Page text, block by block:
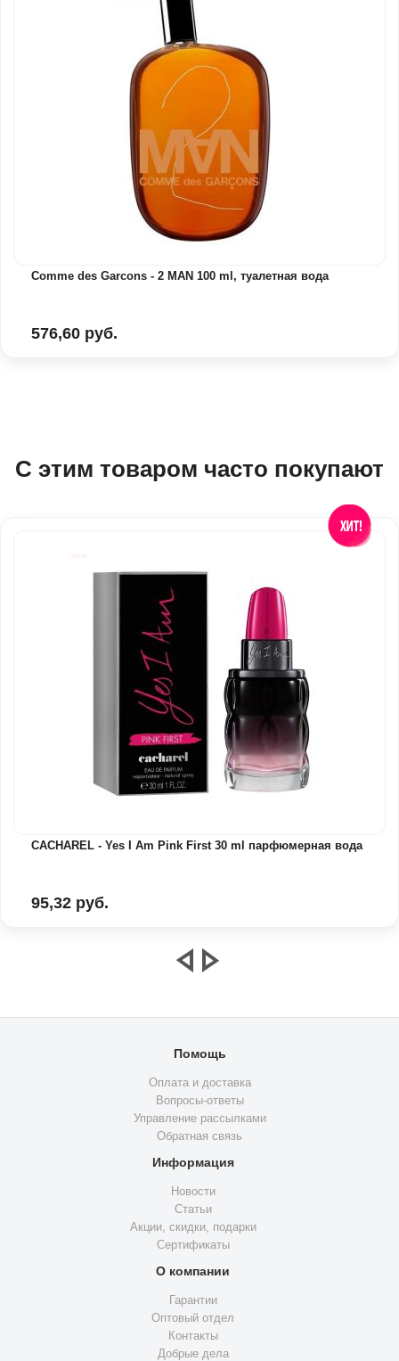
Comme des Garcons - 2 MAN 100 ml, туалетная вода
576,60 руб.
С этим товаром часто покупают
CACHAREL - Yes I Am Pink First 30 ml парфюмерная вода
95,32 руб.
Помощь
Оплата и доставка
Вопросы-ответы
Управление рассылками
Обратная связь
Информация
Новости
Статьи
Акции, скидки, подарки
Сертификаты
О компании
Гарантии
Оптовый отдел
Контакты
Добрые дела